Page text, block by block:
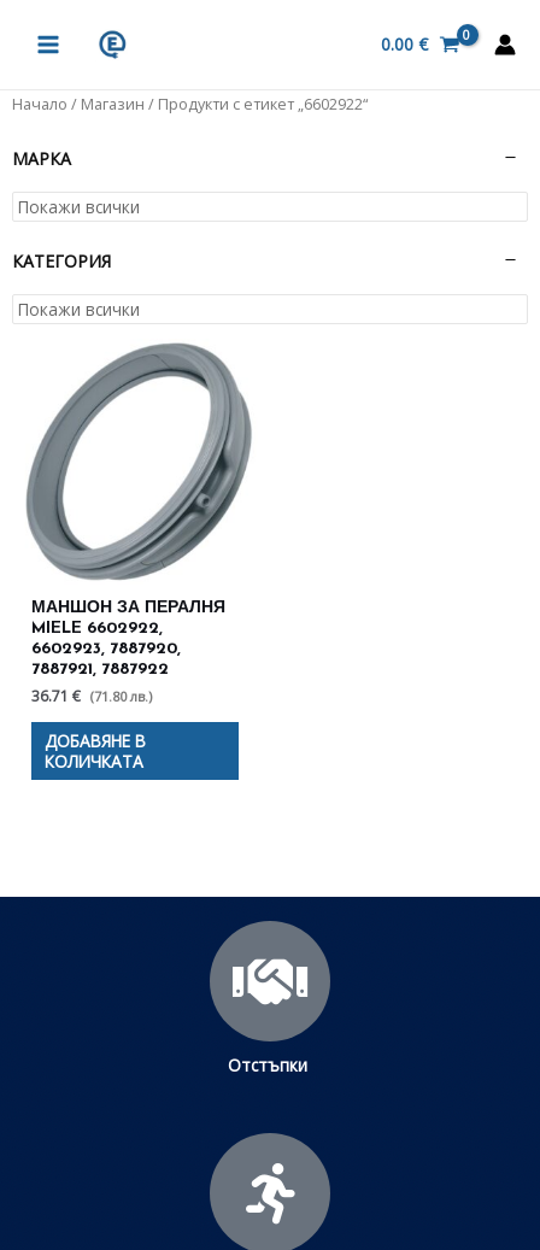
MENU
0.00 €
Начало / Магазин / Продукти с етикет „6602922“
МАРКА
КАТЕГОРИЯ
МАНШОН ЗА ПЕРАЛНЯ
MIELE 6602922,
6602923, 7887920,
7887921, 7887922
36.71 € (71.80 лв.)
ДОБАВЯНЕ В
КОЛИЧКАТА
Отстъпки